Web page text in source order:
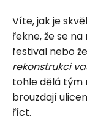
Víte, jak je
řekne, že se
festival nebo že
rekonstrukci
tohle dělá tým
brouzdají
říct.